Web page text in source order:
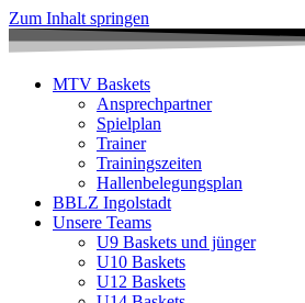
Zum Inhalt springen
MTV Baskets
Ansprechpartner
Spielplan
Trainer
Trainingszeiten
Hallenbelegungsplan
BBLZ Ingolstadt
Unsere Teams
U9 Baskets und jünger
U10 Baskets
U12 Baskets